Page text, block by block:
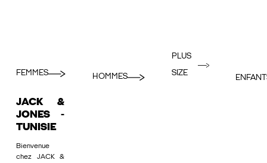
FEMMES HOMMES
PLUS
SIZE
JACK &
JONES -
TUNISIE
Bienvenue
chez JACK &